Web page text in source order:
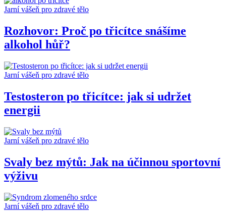
Jarní vášeň pro zdravé tělo
Rozhovor: Proč po třicítce snášíme
alkohol hůř?
Jarní vášeň pro zdravé tělo
Testosteron po třicítce: jak si udržet
energii
Jarní vášeň pro zdravé tělo
Svaly bez mýtů: Jak na účinnou sportovní
výživu
Jarní vášeň pro zdravé tělo